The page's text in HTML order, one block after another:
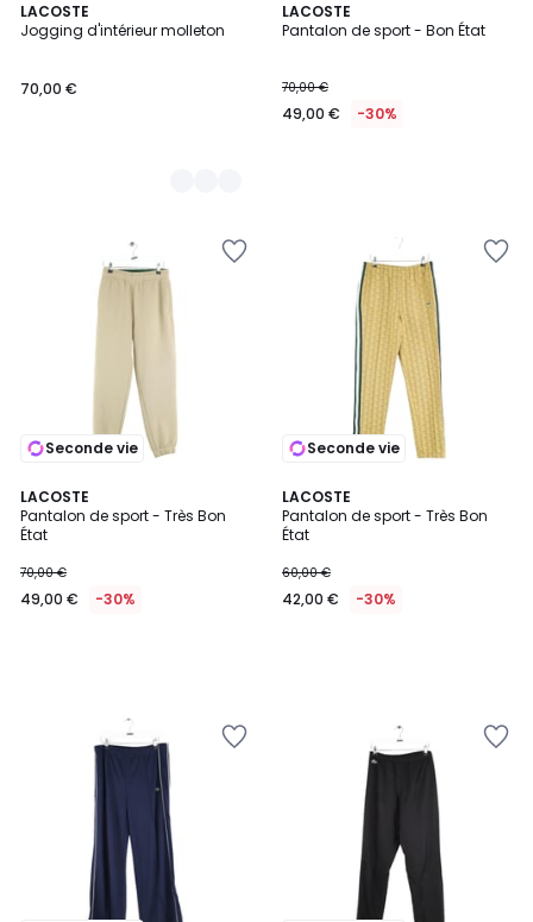
LACOSTE
Jogging d'intérieur molleton
70,00 €
2
Couleurs
LACOSTE
Pantalon de sport - Bon État
70,00 €
49,00 € -30%
Seconde vie
LACOSTE
Pantalon de sport - Très Bon
État
70,00 €
49,00 € -30%
Seconde vie
LACOSTE
Pantalon de sport - Très Bon
État
60,00 €
42,00 € -30%